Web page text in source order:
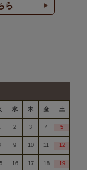
ら
水 木 金 土
2 3 4 5
9 10 11 12
16 17 18 19